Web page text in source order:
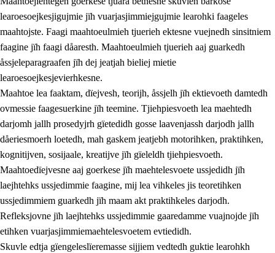
2.2 Maahtoe faagine
2.3 Vihkeles tjiehpiesvoeth
2.4 Lïeredh lïeredh
Dåaresthfaageles teemah
learoesoejkesjigujmie jïh vuarjasjimmiejgujmie learohki faageles
maahtojste. Faagi maahtoeulmieh tjuerieh ektesne vuejnedh sinsitniem
faagine jïh faagi dåaresth. Maahtoeulmieh tjuerieh aaj guarkedh
åssjeleparagraafen jïh dej jeatjah bieliej mietie
learoesoejkesjevierhkesne.
Maahtoe lea faaktam, dïejvesh, teorijh, åssjelh jïh ektievoeth damtedh
ovmessie faagesuerkine jïh teemine. Tjiehpiesvoeth lea maehtedh
darjomh jallh prosedyjrh gïetedidh gosse laavenjassh darjodh jallh
dåeriesmoerh loetedh, mah gaskem jeatjebh motorihken, praktihken,
kognitijven, sosijaale, kreatijve jïh gïeleldh tjiehpiesvoeth.
Maahtoedïejvesne aaj goerkese jïh maehtelesvoete ussjedidh jïh
laejhtehks ussjedimmie faagine, mij lea vihkeles jis teoretihken
ussjedimmiem guarkedh jïh maam akt praktihkeles darjodh.
Refleksjovne jïh laejhtehks ussjedimmie gaaredamme vuajnojde jïh
etihken vuarjasjimmiemaehtelesvoetem evtiedidh.
Skuvle edtja gïengeleslïeremasse sijjiem vedtedh guktie learohkh